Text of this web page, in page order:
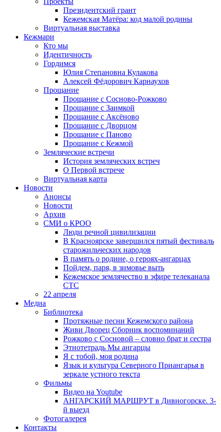
Президентский грант
Кежемская Матёра: код малой родины
Виртуальная выставка
Кежмари
Кто мы
Идентичность
Гордимся
Юлия Степановна Кулакова
Алексей Фёдорович Карнаухов
Прощание
Прощание с Сосново-Рожково
Прощание с Заимкой
Прощание с Аксёново
Прощание с Дворцом
Прощание с Паново
Прощание с Кежмой
Земляческие встречи
История земляческих встреч
О Первой встрече
Виртуальная карта
Новости
Анонсы
Новости
Архив
СМИ о КРОО
Люди речной цивилизации
В Красноярске завершился пятый фестиваль
старожильческих народов
В память о родине, о героях-ангарцах
Пойдем, паря, в зимовье выть
Кежемское землячество в эфире телеканала
СТС
22 апреля
Медиа
Библиотека
Протяжные песни Кежемского района
Живи Дворец Сборник воспоминаний
Рожково с Сосновой – словно брат и сестра
Этнотетрадь Мы ангарцы
Я с тобой, моя родина
Язык и культура Северного Приангарья в
зеркале устного текста
Фильмы
Видео на Youtube
АНГАРСКИЙ МАРШРУТ в Дивногорске. 3-
й выезд
Фотогалерея
Контакты